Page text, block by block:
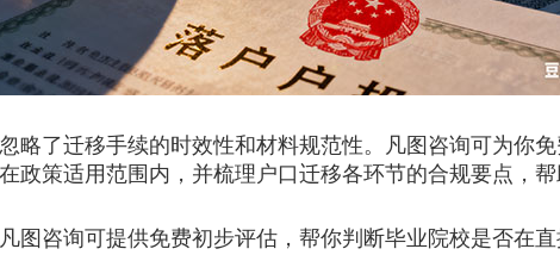
了迁移手续的时效性和材料规范性。凡图咨询可为你免
政策适用范围内，并梳理户口迁移各环节的合规要点，
咨询可提供免费初步评估，帮你判断毕业院校是否在